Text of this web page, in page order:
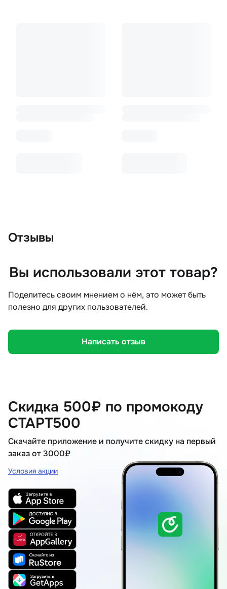
Отзывы
Вы использовали этот товар?
Поделитесь своим мнением о нём, это может быть
полезно для других пользователей.
Написать отзыв
Скидка 500₽ по промокоду
СТАРТ500
Скачайте приложение и получите скидку на первый
заказ от 3000₽
Условия акции